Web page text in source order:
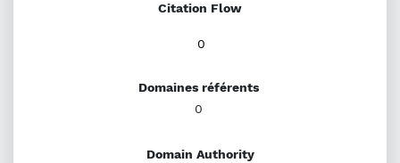
Citation Flow
0
Domaines référents
0
Domain Authority